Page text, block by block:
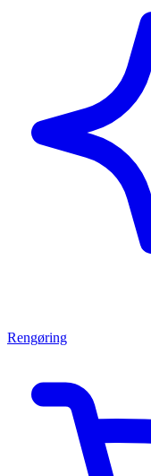
Rengøring